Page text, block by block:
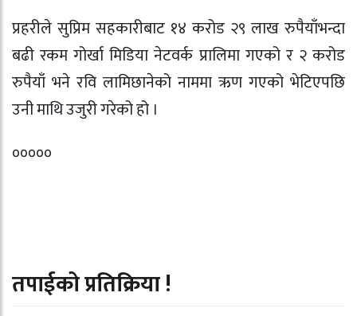
प्रहरीले सुप्रिम सहकारीबाट १४ करोड २९ लाख रुपैयाँभन्दा
बढी रकम गोर्खा मिडिया नेटवर्क प्रालिमा गएको र २ करोड
रुपैयाँ भने रवि लामिछानेको नाममा ऋण गएको भेटिएपछि
उनी माथि उजुरी गरेको हो ।
०००००
तपाईको प्रतिक्रिया !